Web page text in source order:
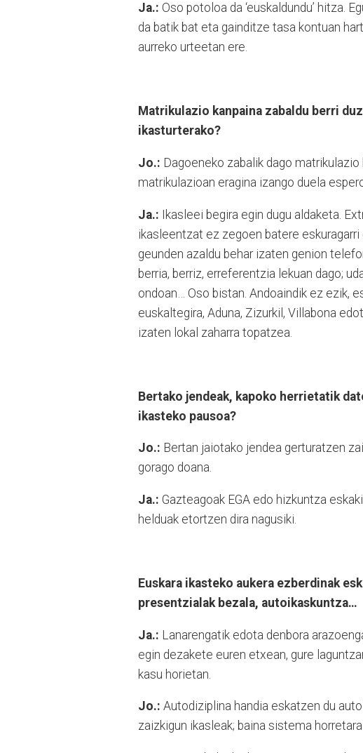
Ja.: Oso potoloa da ‘euskaldundu’ hitza.
da batik bat eta gainditze tasa kontuan
aurreko urteetan ere.
Matrikulazio kanpaina zabaldu berri
ikasturterako?
Jo.: Dagoeneko zabalik dago
matrikulazioan eragina izango duela
Ja.: Ikasleei begira egin dugu aldaketa.
ikasleentzat ez zegoen batere
geunden azaldu behar izaten genion
berria, berriz, erreferentzia lekuan dago;
ondoan… Oso bistan. Andoaindik ez ezik,
euskaltegira, Aduna, Zizurkil, Villabona
izaten lokal zaharra topatzea.
Bertako jendeak, kapoko herrietatik
ikasteko pausoa?
Jo.: Bertan jaiotako jendea gerturatzen
gorago doana.
Ja.: Gazteagoak EGA edo hizkuntza
helduak etortzen dira nagusiki.
Euskara ikasteko aukera ezberdinak
presentzialak bezala, autoikaskuntza…
Ja.: Lanarengatik edota denbora
egin dezakete euren etxean, gure
kasu horietan.
Jo.: Autodiziplina handia eskatzen du
zaizkigun ikasleak; baina sistema